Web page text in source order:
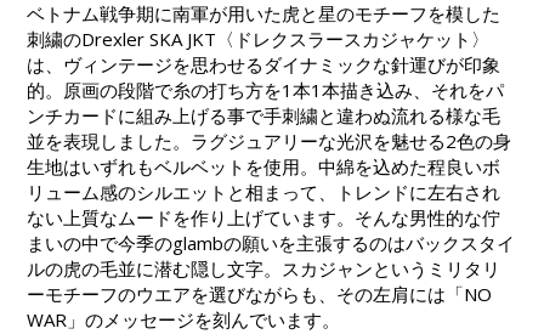
ベトナム戦争期に南軍が用いた虎と星のモチーフを模した
刺繍のDrexler SKA JKT〈ドレクスラースカジャケット〉
は、ヴィンテージを思わせるダイナミックな針運びが印象
的。原画の段階で糸の打ち方を1本1本描き込み、それをパ
ンチカードに組み上げる事で手刺繍と違わぬ流れる様な毛
並を表現しました。ラグジュアリーな光沢を魅せる2色の身
生地はいずれもベルベットを使用。中綿を込めた程良いボ
リューム感のシルエットと相まって、トレンドに左右され
ない上質なムードを作り上げています。そんな男性的な佇
まいの中で今季のglambの願いを主張するのはバックスタイ
ルの虎の毛並に潜む隠し文字。スカジャンというミリタリ
ーモチーフのウエアを選びながらも、その左肩には「NO
WAR」のメッセージを刻んでいます。